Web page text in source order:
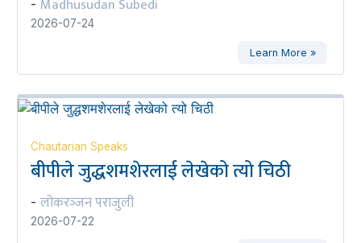
- Madhusudan Subedi
2026-07-24
Learn More »
Chautarian Speaks
बीपीले जुद्धशमशेरलाई लेखेको त्यो चिठी
- लोकरञ्‍जन पराजुली
2026-07-22